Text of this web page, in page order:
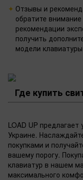
Отзывы и
обратите
рекомендации
получить
модели
Где купить
LOAD UP
Украине.
покупками и
вашему порогу.
клавиатур в нашем
максимального